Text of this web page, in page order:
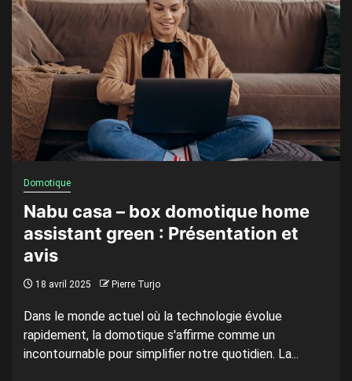
Domotique
Nabu casa – box domotique home
assistant green : Présentation et
avis
18 avril 2025 Pierre Turjo
Dans le monde actuel où la technologie évolue
rapidement, la domotique s'affirme comme un
incontournable pour simplifier notre quotidien. La...